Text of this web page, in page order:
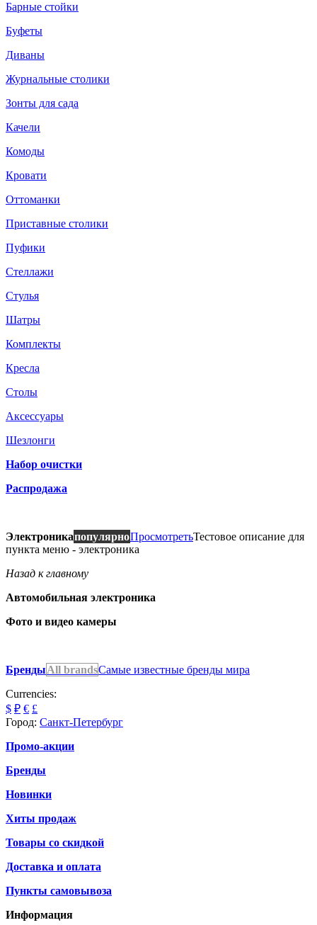
Барные стойки
Буфеты
Диваны
Журнальные столики
Зонты для сада
Качели
Комоды
Кровати
Оттоманки
Приставные столики
Пуфики
Стеллажи
Стулья
Шатры
Комплекты
Кресла
Столы
Аксессуары
Шезлонги
Набор очистки
Распродажа
ЭлектроникапопулярноПросмотретьТестовое описание для
пункта меню - электроника
Назад к главному
Автомобильная электроника
Фото и видео камеры
БрендыAll brandsСамые известные бренды мира
Currencies:
$ ₽ € £
Город: Санкт-Петербург
Промо-акции
Бренды
Новинки
Хиты продаж
Товары со скидкой
Доставка и оплата
Пункты самовывоза
Информация